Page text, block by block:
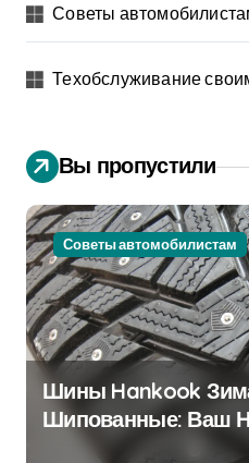
Советы
Техобслуживание
Вы пропустили
Советы автомобилистам
Шины Hankook
Шипованные: Ваш
Партнёр на